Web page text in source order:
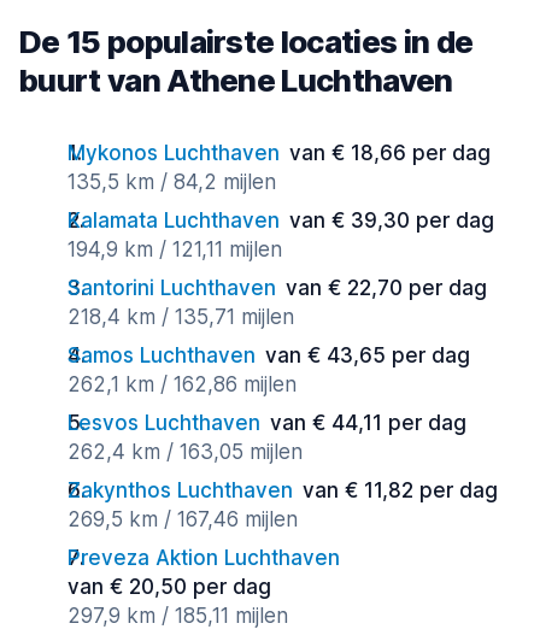
De 15 populairste locaties in de
buurt van Athene Luchthaven
Mykonos Luchthaven van € 18,66 per dag
135,5 km / 84,2 mijlen
Kalamata Luchthaven van € 39,30 per dag
194,9 km / 121,11 mijlen
Santorini Luchthaven van € 22,70 per dag
218,4 km / 135,71 mijlen
Samos Luchthaven van € 43,65 per dag
262,1 km / 162,86 mijlen
Lesvos Luchthaven van € 44,11 per dag
262,4 km / 163,05 mijlen
Zakynthos Luchthaven van € 11,82 per dag
269,5 km / 167,46 mijlen
Preveza Aktion Luchthaven
van € 20,50 per dag
297,9 km / 185,11 mijlen